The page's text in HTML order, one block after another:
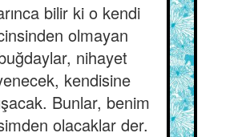
bilir ki o kendi
olmayan
nihayet
kendisine
Bunlar, benim
olacaklar der.